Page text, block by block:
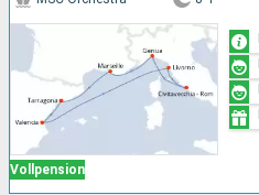
Vollpension